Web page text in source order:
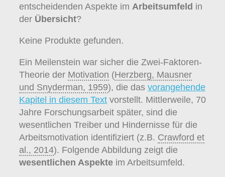
entscheidenden Aspekte im Arbeitsumfeld in
der Übersicht?
Keine Produkte gefunden.
Ein Meilenstein war sicher die Zwei-Faktoren-
Theorie der Motivation (Herzberg, Mausner
und Snyderman, 1959), die das vorangehende
Kapitel in diesem Text vorstellt. Mittlerweile, 70
Jahre Forschungsarbeit später, sind die
wesentlichen Treiber und Hindernisse für die
Arbeitsmotivation identifiziert (z.B. Crawford et
al., 2014). Folgende Abbildung zeigt die
wesentlichen Aspekte im Arbeitsumfeld.